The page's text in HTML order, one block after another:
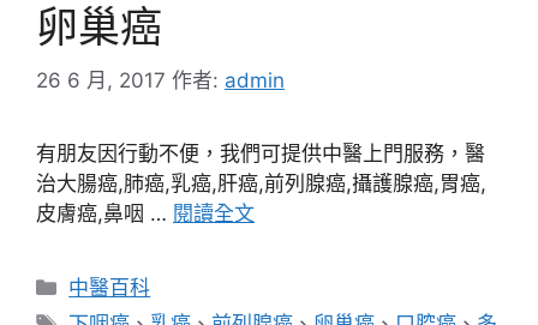
卵巢癌
26 6 月, 2017 作者: admin
有朋友因行動不便，我們可提供中醫上門服務，醫
治大腸癌,肺癌,乳癌,肝癌,前列腺癌,攝護腺癌,胃癌,
皮膚癌,鼻咽 … 閱讀全文
分
類
中醫百科
標